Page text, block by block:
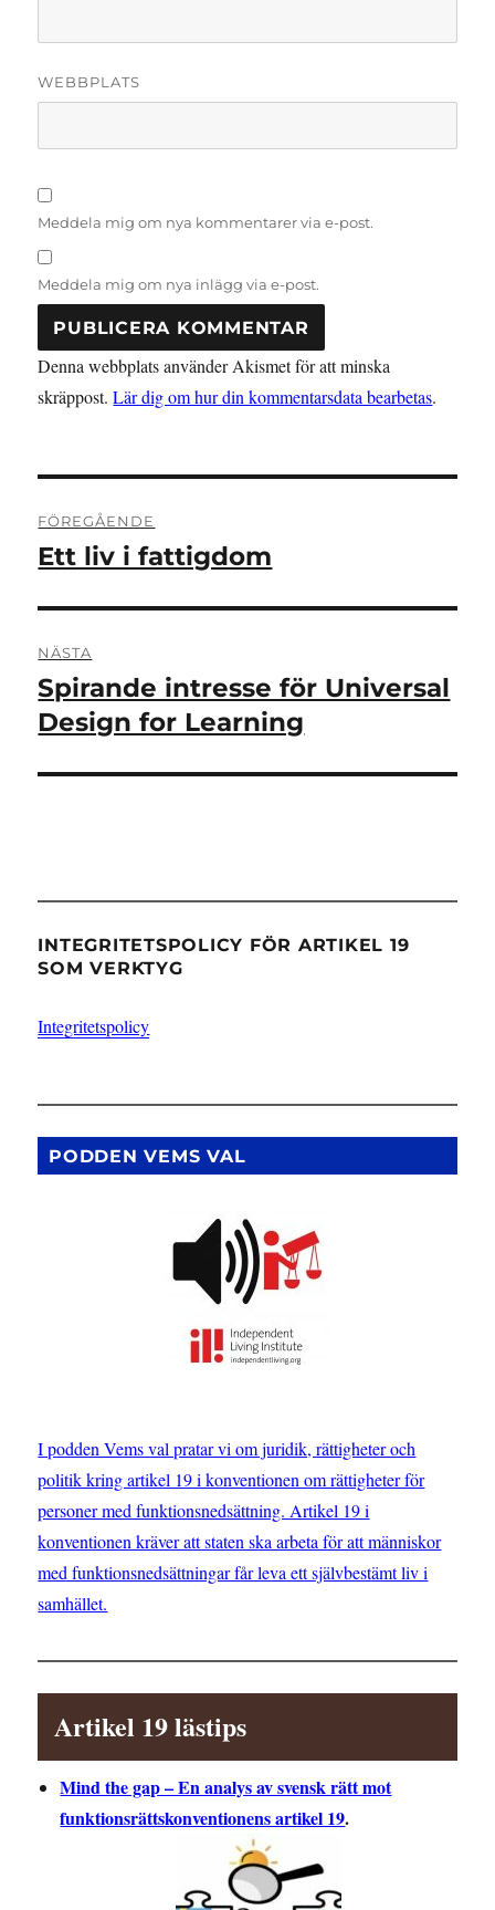
WEBBPLATS
Meddela mig om nya kommentarer via e-post.
Meddela mig om nya inlägg via e-post.
Denna webbplats använder Akismet för att minska
skräppost.Lär dig om hur din kommentarsdata bearbetas.
FÖREGÅENDE
Föregående
Ett liv i fattigdom
NÄSTA
Nästa
inlägg:
Spirande intresse för Universal
Design for Learning
INTEGRITETSPOLICY FÖR ARTIKEL 19
SOM VERKTYG
Integritetspolicy
PODDEN VEMS VAL
I podden Vems val pratar vi om juridik, rättigheter och
politik kring artikel 19 i konventionen om rättigheter för
personer med funktionsnedsättning. Artikel 19 i
konventionen kräver att staten ska arbeta för att människor
med funktionsnedsättningar får leva ett självbestämt liv i
samhället.
Artikel 19 lästips
Mind the gap – En analys av svensk rätt mot
funktionsrättskonventionens artikel 19.